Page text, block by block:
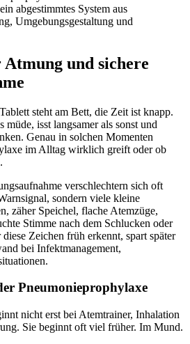
abgestimmtes System aus
Umgebungsgestaltung und
und sichere
steht am Bett, die Zeit ist knapp.
isst langsamer als sonst und
Genau in solchen Momenten
im Alltag wirklich greift oder ob
verschlechtern sich oft
sondern viele kleine
zäher Speichel, flache Atemzüge,
Stimme nach dem Schlucken oder
Zeichen früh erkennt, spart später
bei Infektmanagement,
Pneumonieprophylaxe
nicht erst bei Atemtrainer, Inhalation
Sie beginnt oft viel früher. Im Mund.